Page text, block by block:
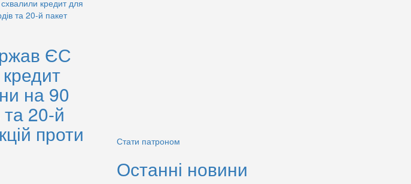
ЄС
на 90
та 20-й
проти Стати патроном
Останні новини